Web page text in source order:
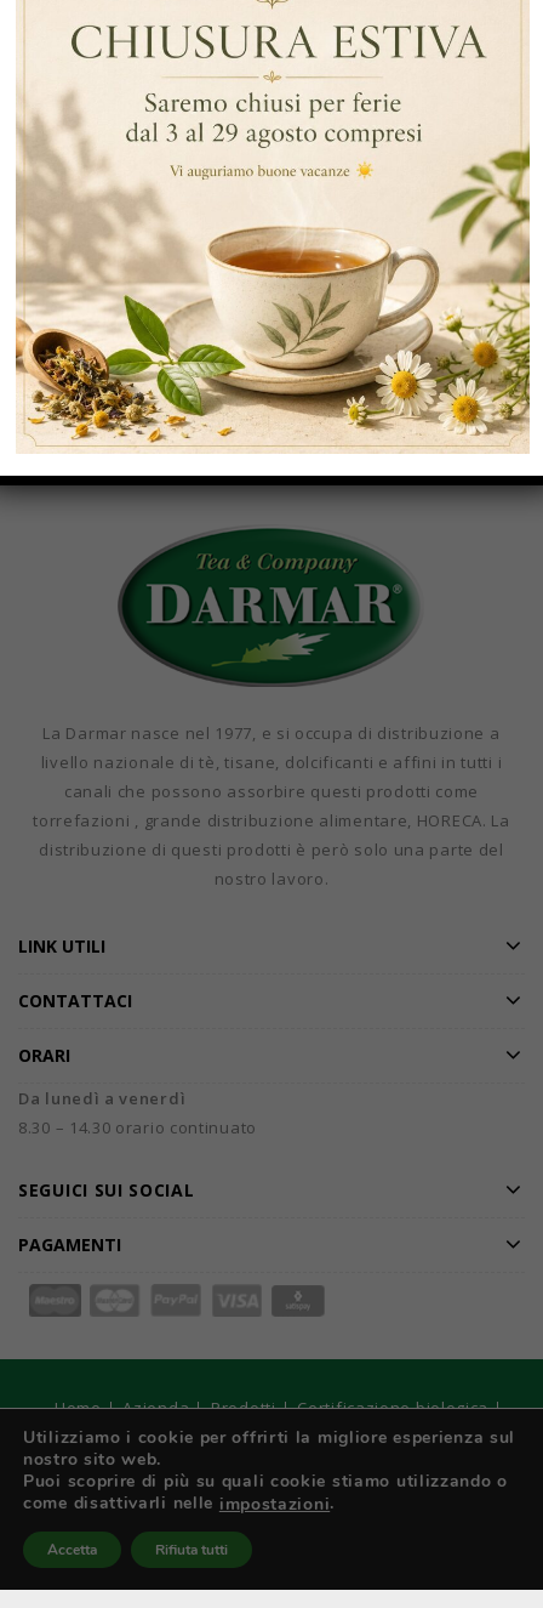
ARTICOLI RECENTI
RECENT COMMENTS
CATEGORIE
La Darmar nasce nel 1977, e si occupa di distribuzione a
livello nazionale di tè, tisane, dolcificanti e affini in tutti i
canali che possono assorbire questi prodotti come
torrefazioni , grande distribuzione alimentare, HORECA. La
distribuzione di questi prodotti è però solo una parte del
nostro lavoro.
LINK UTILI
CONTATTACI
ORARI
Da lunedì a venerdì
8.30 – 14.30 orario continuato
SEGUICI SUI SOCIAL
PAGAMENTI
Home Azienda Prodotti
Certificazione biologica
Confezionamento personalizzato
Collaborazioni
Catalogo
Offerte speciali
© 2026DARMAR S.r.l. Unipersonale - Registro Imprese di
Torino, C.F e P. IVA: IT 01970210017 - Capitale sociale € 10.400
interamente versato. Strategie Digitali Innovea
Utilizziamo i cookie per offrirti la migliore esperienza sul
nostro sito web.
Puoi scoprire di più su quali cookie stiamo utilizzando o
come disattivarli nelle impostazioni.
Accetta Rifiuta tutti